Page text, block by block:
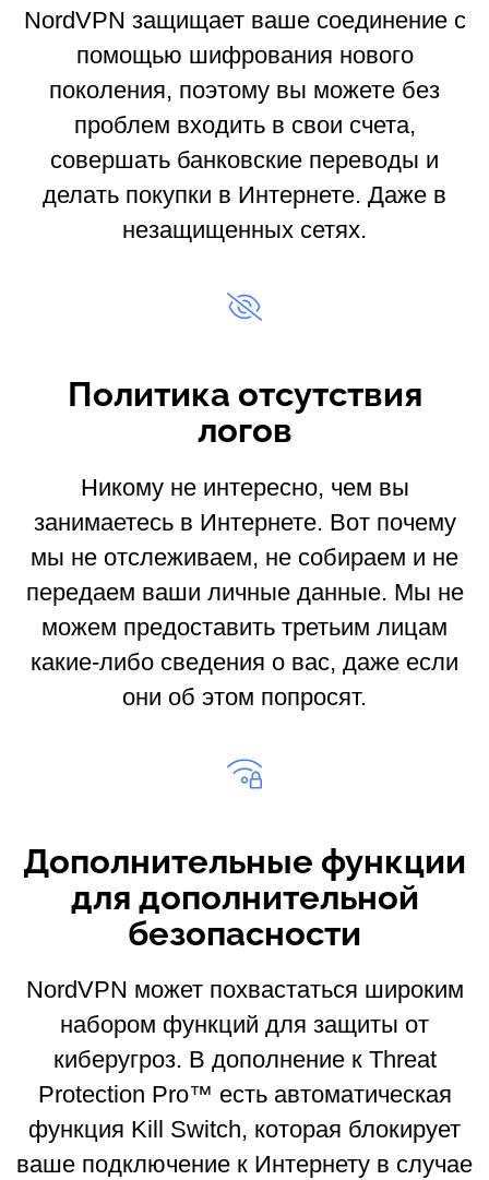
NordVPN защищает ваше соединение с
помощью шифрования нового
поколения, поэтому вы можете без
проблем входить в свои счета,
совершать банковские переводы и
делать покупки в Интернете. Даже в
незащищенных сетях.
Политика отсутствия
логов
Никому не интересно, чем вы
занимаетесь в Интернете. Вот почему
мы не отслеживаем, не собираем и не
передаем ваши личные данные. Мы не
можем предоставить третьим лицам
какие-либо сведения о вас, даже если
они об этом попросят.
Дополнительные функции
для дополнительной
безопасности
NordVPN может похвастаться широким
набором функций для защиты от
киберугроз. В дополнение к Threat
Protection Pro™ есть автоматическая
функция Kill Switch, которая блокирует
ваше подключение к Интернету в случае